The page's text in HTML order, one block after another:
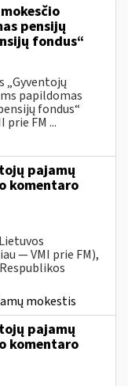
pensijų
fondus“
„Gyventojų
papildomas
fondus“
prie FM ...
pajamų
komentaro
— VMI prie FM),
mokestis
pajamų
komentaro